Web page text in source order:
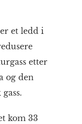
et ledd i
etter
og den
kom 33